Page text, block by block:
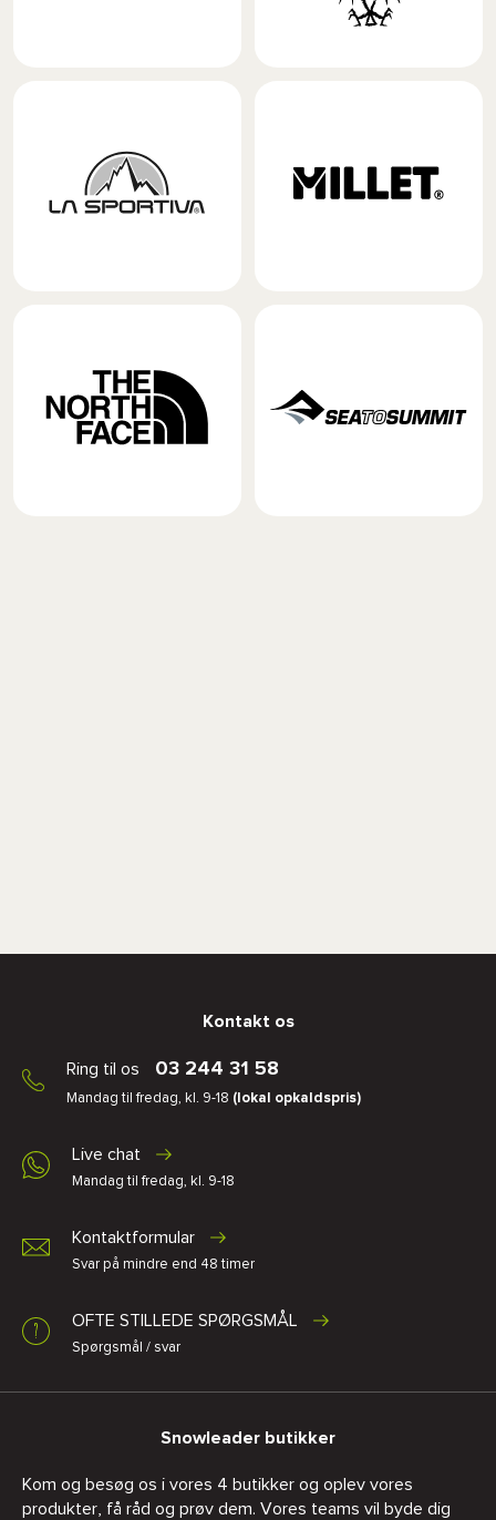
Kontakt os
Ring til os 03 244 31 58
Mandag til fredag, kl. 9-18 (lokal opkaldspris)
Live chat
Mandag til fredag, kl. 9-18
Kontaktformular
Svar på mindre end 48 timer
OFTE STILLEDE SPØRGSMÅL
Spørgsmål / svar
Snowleader butikker
Kom og besøg os i vores 4 butikker og oplev vores
produkter, få råd og prøv dem. Vores teams vil byde dig